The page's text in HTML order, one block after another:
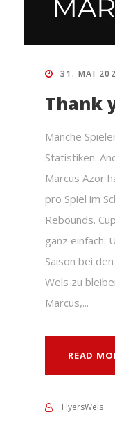
31. MAI
Thank
Manche
Statistiken.
Marcus Azor
pro Spiel im
Rebounds.
ganz einfach:
Saison bei
Wels zu
Marcus,...
READ
FlyersWels